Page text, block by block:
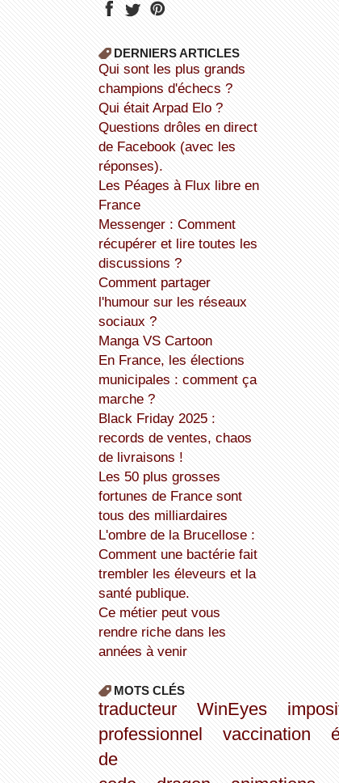
DERNIERS ARTICLES
Qui sont les plus grands
champions d'échecs ?
Qui était Arpad Elo ?
Questions drôles en direct
de Facebook (avec les
réponses).
Les Péages à Flux libre en
France
Messenger : Comment
récupérer et lire toutes les
discussions ?
Comment partager
l'humour sur les réseaux
sociaux ?
Manga VS Cartoon
En France, les élections
municipales : comment ça
marche ?
Black Friday 2025 :
records de ventes, chaos
de livraisons !
Les 50 plus grosses
fortunes de France sont
tous des milliardaires
L'ombre de la Brucellose :
Comment une bactérie fait
trembler les éleveurs et la
santé publique.
Ce métier peut vous
rendre riche dans les
années à venir
MOTS CLÉS
traducteur WinEyes
professionnel
vaccination
de